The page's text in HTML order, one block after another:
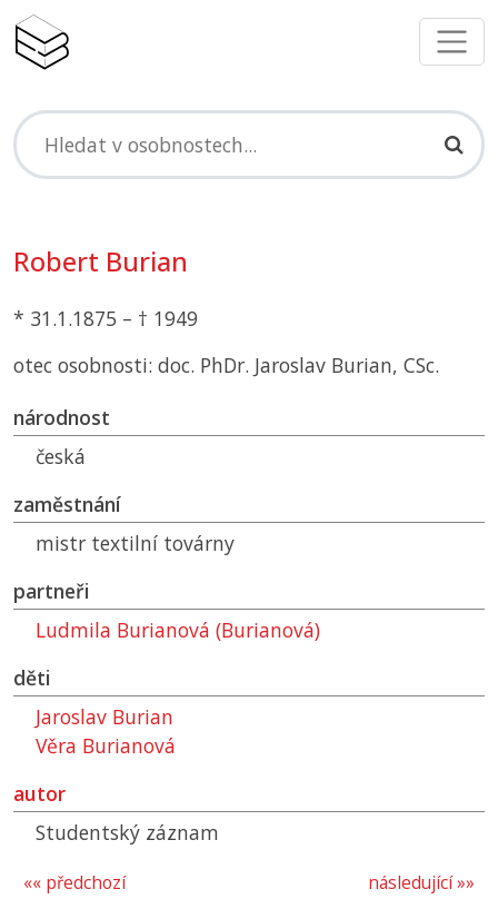
Robert Burian
* 31.1.1875 – † 1949
otec osobnosti: doc. PhDr. Jaroslav Burian, CSc.
národnost
česká
zaměstnání
mistr textilní továrny
partneři
Ludmila Burianová (Burianová)
děti
Jaroslav Burian
Věra Burianová
autor
Studentský záznam
následující »»
«« předchozí